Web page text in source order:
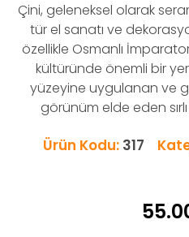
Çini, geleneksel olarak
tür el sanatı ve
özellikle Osmanlı
kültüründe önemli bir
yüzeyine uygulanan ve
görünüm elde eden
Ürün Kodu: 317